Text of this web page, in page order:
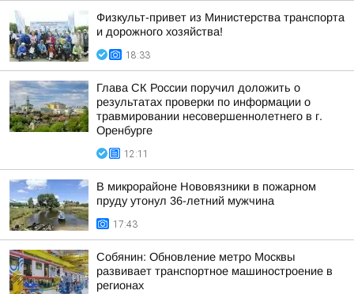
Физкульт-привет из Министерства транспорта
и дорожного хозяйства!
18:33
Глава СК России поручил доложить о
результатах проверки по информации о
травмировании несовершеннолетнего в г.
Оренбурге
12:11
В микрорайоне Нововязники в пожарном
пруду утонул 36-летний мужчина
17:43
Собянин: Обновление метро Москвы
развивает транспортное машиностроение в
регионах